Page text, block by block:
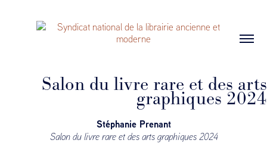
Salon du livre rare et des arts
graphiques 2024
Stéphanie Prenant
Salon du livre rare et des arts graphiques 2024